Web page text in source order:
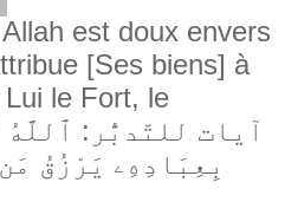
est doux envers
[Ses biens] à
le Fort, le
بِعِبَادِهِۦ يَرْزُقُ